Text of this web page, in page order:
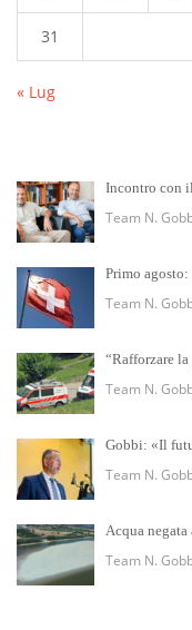
31
« Lug
Incontro con
Team N.
Primo
Team N.
“Rafforzare
Team N.
Gobbi: «Il
Team N.
Acqua
Team N.